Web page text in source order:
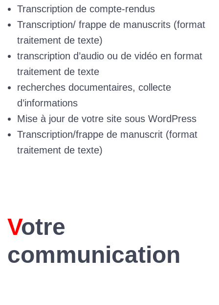
Transcription de compte-rendus
Transcription/ frappe de manuscrits (format
traitement de texte)
transcription d’audio ou de vidéo en format
traitement de texte
recherches documentaires, collecte
d’informations
Mise à jour de votre site sous WordPress
Transcription/frappe de manuscrit (format
traitement de texte)
Votre
communication